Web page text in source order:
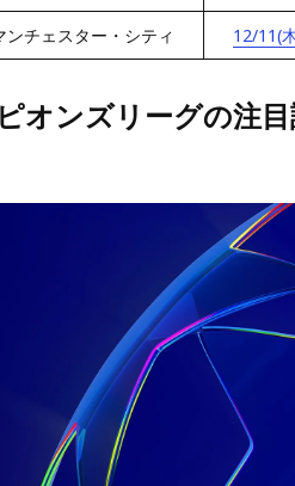
チェスター・シティ 12/11(
オンズリーグの注